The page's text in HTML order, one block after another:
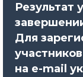
Результат
Для
на e-mail